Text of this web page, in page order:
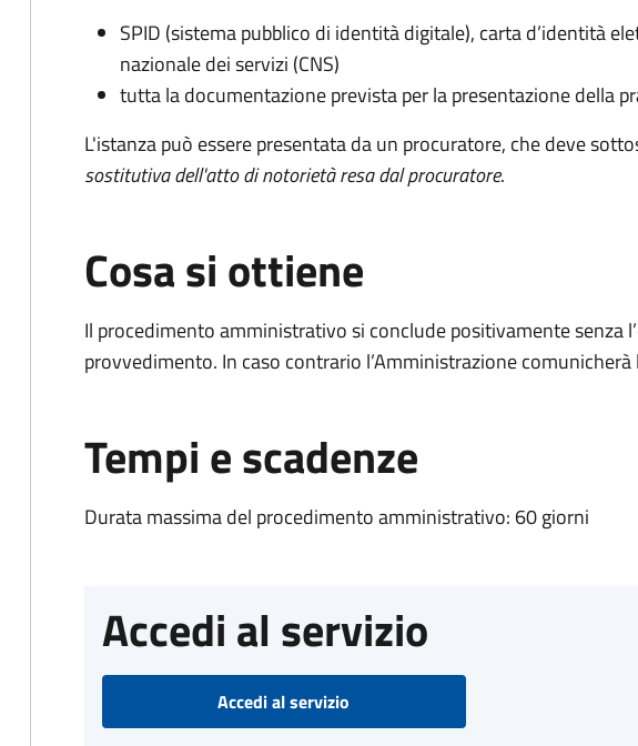
SPID (sistema pubblico di identità digitale), carta d’identità
nazionale dei servizi (CNS)
tutta la documentazione prevista per la presentazione della
L'istanza può essere presentata da un procuratore, che deve
sostitutiva dell'atto di notorietà resa dal procuratore.
Cosa si ottiene
Il procedimento amministrativo si conclude positivamente senza
provvedimento. In caso contrario l’Amministrazione comunicherà
Tempi e scadenze
Durata massima del procedimento amministrativo: 60 giorni
Accedi al servizio
Accedi al servizio